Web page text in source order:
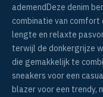
ademendDeze denim
combinatie van
lengte en relaxte
terwijl de donkergrijze
die gemakkelijk te
sneakers voor een
blazer voor een trendy,